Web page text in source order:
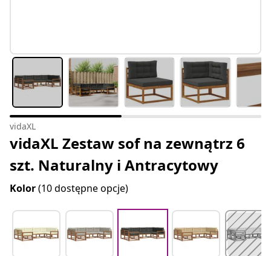
vidaXL
vidaXL Zestaw sof na zewnątrz 6
szt. Naturalny i Antracytowy
Kolor(10 dostępne opcje)